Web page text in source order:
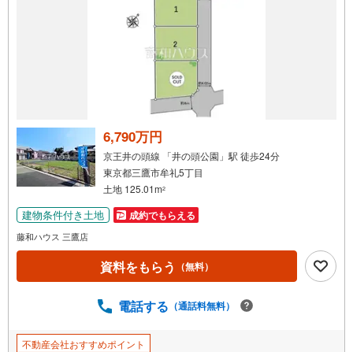
6,790万円
京王井の頭線 「井の頭公園」駅 徒歩24分
東京都三鷹市牟礼5丁目
土地 125.01m2
建物条件付き土地 成約でもらえる
藤和ハウス 三鷹店
資料をもらう （無料）
電話する （通話料無料）
不動産会社おすすめポイント